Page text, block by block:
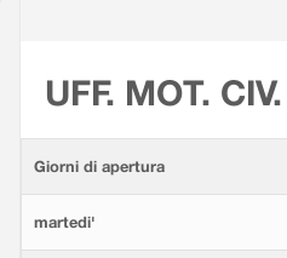
UFF. MOT.
Giorni di apertura
martedi'